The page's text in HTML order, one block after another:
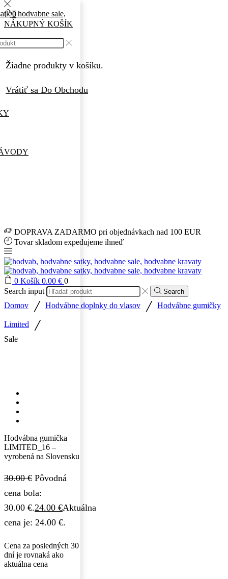
DOPRAVA ZADARMO pri objednávkach nad 100 EUR
Tovar skladom expedujeme ihneď
0 Košík 0.00 € 0
0
NÁKUPNÝ KOŠÍK
Žiadne produkty v košíku.
Vrátiť sa Do Obchodu
Search input Search
Domov / Hodvábne doplnky do vlasov / Hodvábne gumičky
Limited /
Sale
Hodvábna gumička
LIMITED_16 –
vyrobená na Slovensku
30.00€ Pôvodná
cena bola:
30.00 €.24.00 €Aktuálna
cena je: 24.00 €.
Cena za posledných 30
dní je rovnaká ako
aktuálna cena